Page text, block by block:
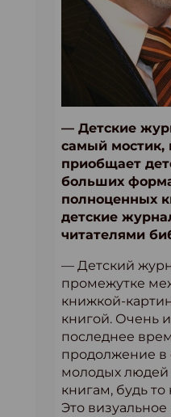
— Детские
самый мостик,
приобщает
больших
полноценных
детские
читателями
— Детский
промежутке
книжкой-
книгой. Очень
последнее
продолжение в
молодых
книгам, будь
Это